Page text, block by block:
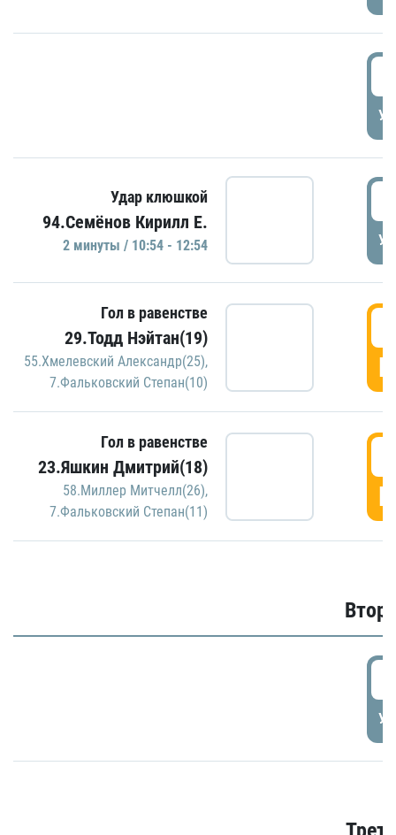
Удар клюшкой
94.Семёнов Кирилл Е.
2 минуты / 10:54 - 12:54
Гол в равенстве
29.Тодд Нэйтан(19)
55.Хмелевский Александр(25),
7.Фальковский Степан(10)
Гол в равенстве
23.Яшкин Дмитрий(18)
58.Миллер Митчелл(26),
7.Фальковский Степан(11)